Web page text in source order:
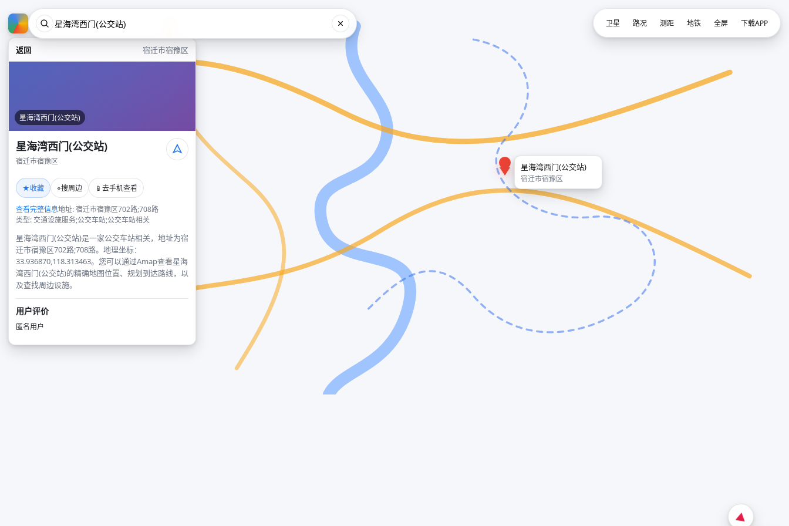
返回 宿迁市宿豫区
星海湾西门(公交站)
星海湾西门(公交站)
宿迁市宿豫区
★收藏 ⌖搜周边 📱 去手机查看
查看完整信息地址: 宿迁市宿豫区702路;708路
类型: 交通设施服务;公交车站;公交车站相关
星海湾西门(公交站)是一家公交车站相关，地址为宿
迁市宿豫区702路;708路。地理坐标：
33.936870,118.313463。您可以通过Amap查看星海
湾西门(公交站)的精确地图位置、规划到达路线，以
及查找周边设施。
用户评价
匿名用户
星海湾西门(公交站)
宿迁市宿豫区
卫星 路况 测距 地铁 全屏 下载APP